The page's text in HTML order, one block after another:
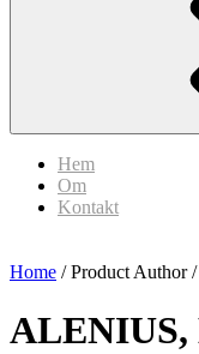
Hem
Om
Kontakt
Home / Product
ALENIUS,